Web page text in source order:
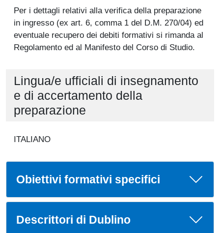
Per i dettagli relativi alla verifica della preparazione
in ingresso (ex art. 6, comma 1 del D.M. 270/04) ed
eventuale recupero dei debiti formativi si rimanda al
Regolamento ed al Manifesto del Corso di Studio.
Lingua/e ufficiali di insegnamento
e di accertamento della
preparazione
ITALIANO
Obiettivi formativi specifici
Descrittori di Dublino